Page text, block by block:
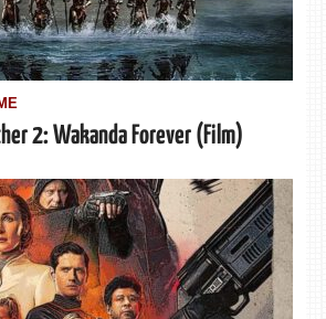
2: Wakanda Forever (Film)